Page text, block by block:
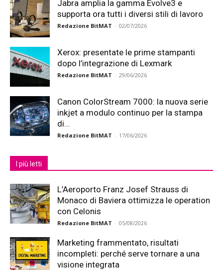
Jabra amplia la gamma Evolve3 e
supporta ora tutti i diversi stili di lavoro
Redazione BitMAT - 02/07/2026
Xerox: presentate le prime stampanti
dopo l’integrazione di Lexmark
Redazione BitMAT - 29/06/2026
Canon ColorStream 7000: la nuova serie
inkjet a modulo continuo per la stampa
di...
Redazione BitMAT - 17/06/2026
I più letti
L’Aeroporto Franz Josef Strauss di
Monaco di Baviera ottimizza le operation
con Celonis
Redazione BitMAT - 05/08/2026
Marketing frammentato, risultati
incompleti: perché serve tornare a una
visione integrata